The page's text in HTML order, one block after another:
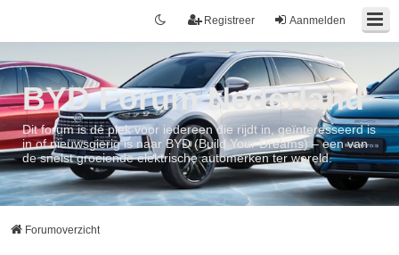
Aanmelden
Registreer
BYD Forum Nederland
Dit forum is dé plek voor iedereen die rijdt in, geïnteresseerd is
in of nieuwsgierig is naar BYD (Build Your Dreams) – een van
de snelst groeiende elektrische automerken ter wereld.
Forumoverzicht